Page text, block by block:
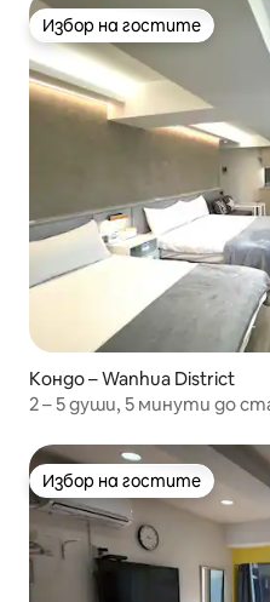
Избор на гостите
Избор на гостите
Кондо – Wanhua District
2 – 5 души, 5 минути до
Избор на гостите
Избор на гостите